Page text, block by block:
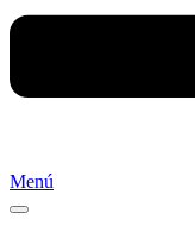
Menú